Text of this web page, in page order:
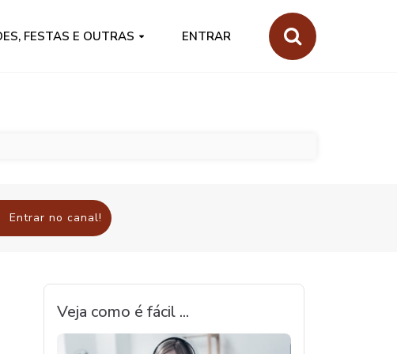
FESTAS E OUTRAS ENTRAR
Entrar no canal!
Veja como é fácil ...